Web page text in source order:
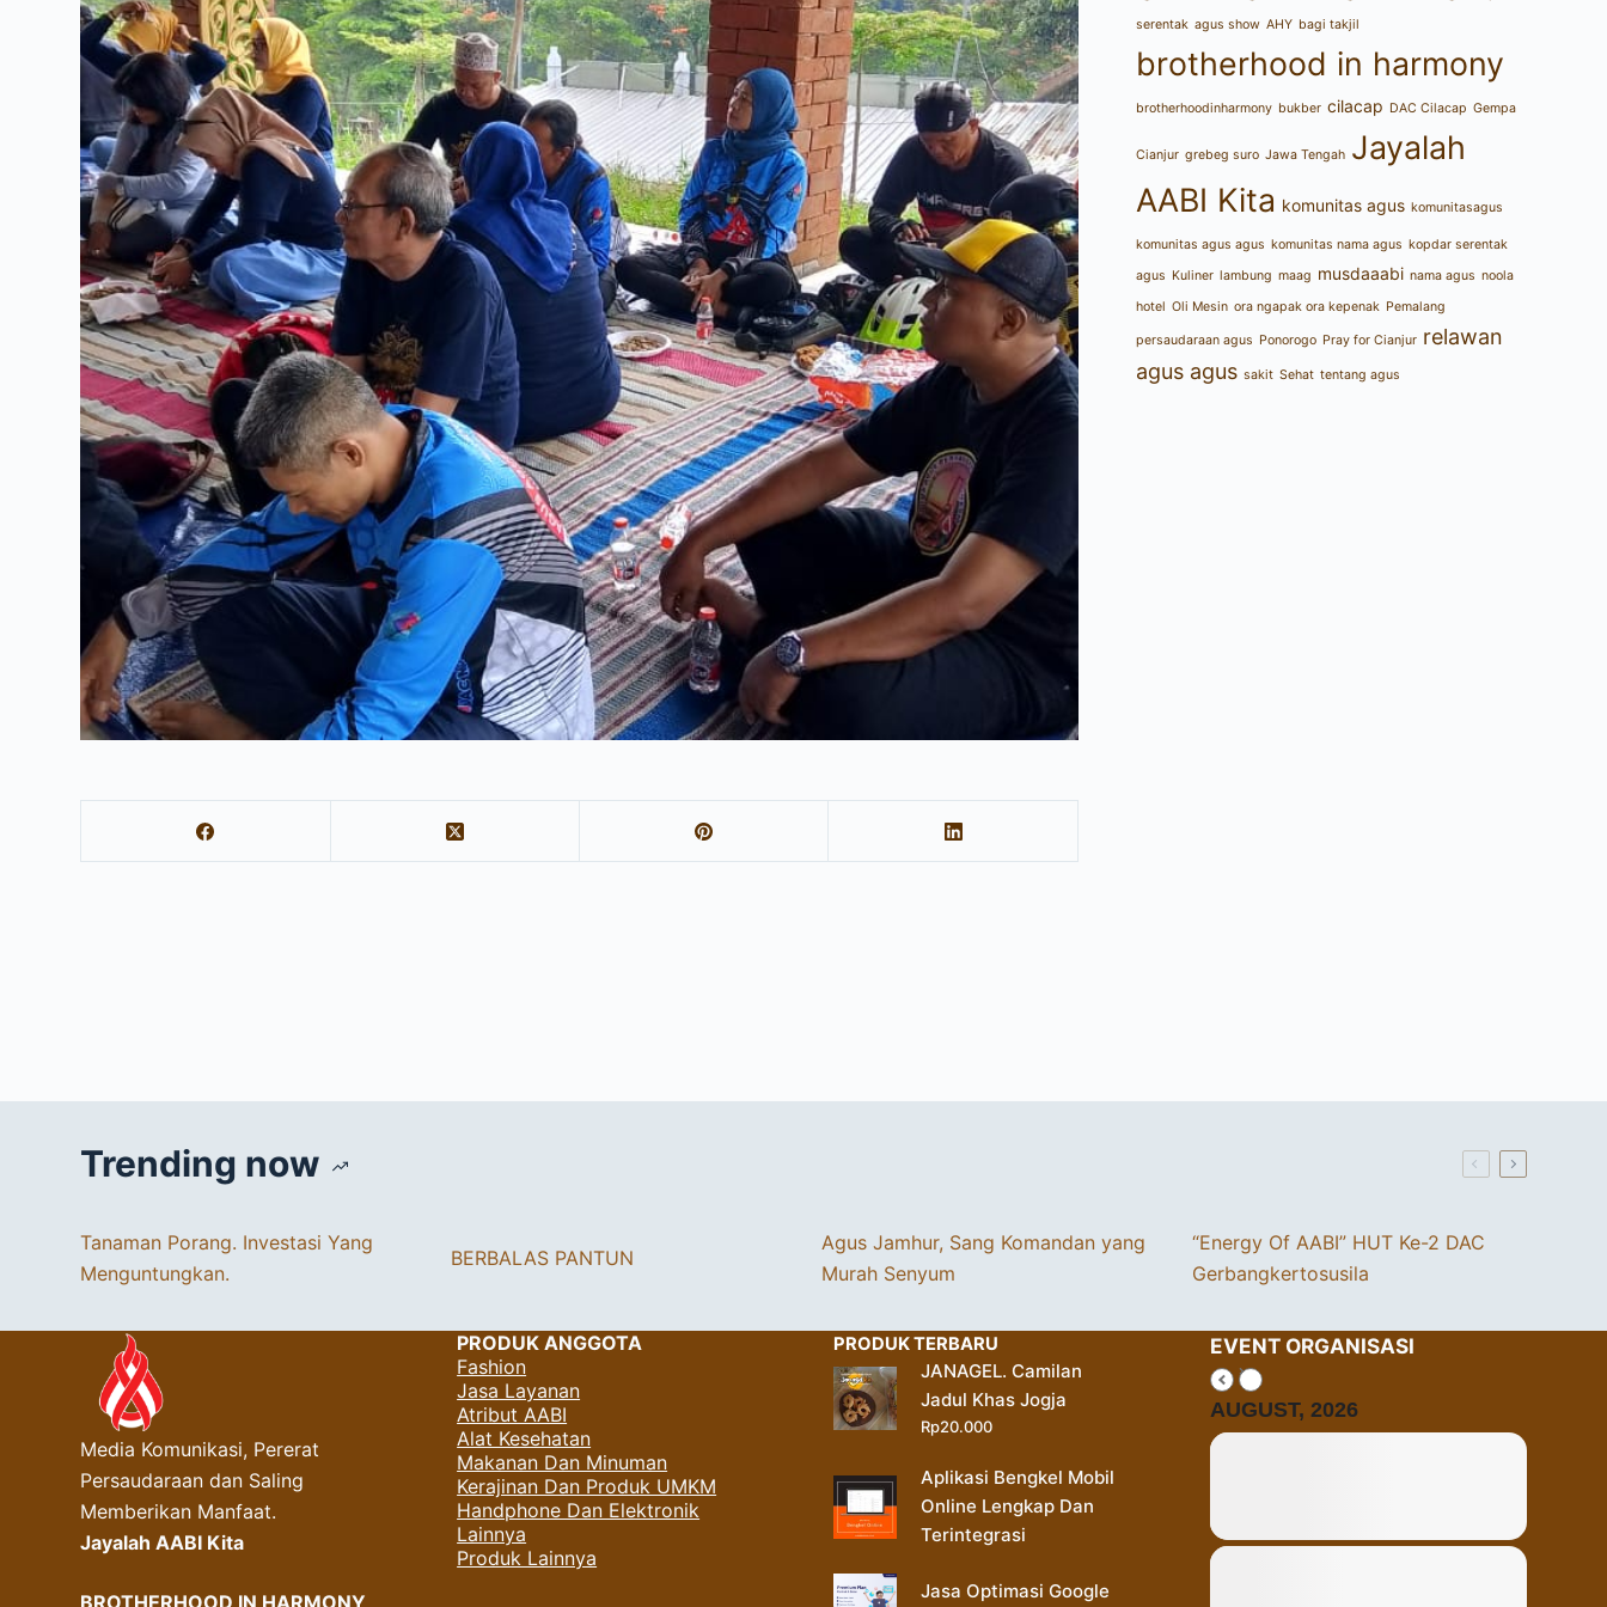
serentak agus show AHY bagi takjil
brotherhood in harmony
brotherhoodinharmony bukber cilacap DAC Cilacap Gempa
Cianjur grebeg suro Jawa Tengah Jayalah
AABI Kita komunitas agus komunitasagus
komunitas agus agus komunitas nama agus kopdar serentak
agus Kuliner lambung maag musdaaabi nama agus noola
hotel Oli Mesin ora ngapak ora kepenak Pemalang
persaudaraan agus Ponorogo Pray for Cianjur relawan
agus agus sakit Sehat tentang agus
Trending now
Tanaman Porang. Investasi Yang
Menguntungkan.
BERBALAS PANTUN
Agus Jamhur, Sang Komandan yang
Murah Senyum
“Energy Of AABI” HUT Ke-2 DAC
Gerbangkertosusila
Media Komunikasi, Pererat
Persaudaraan dan Saling
Memberikan Manfaat.
Jayalah AABI Kita
PRODUK ANGGOTA
Fashion
Jasa Layanan
Atribut AABI
Alat Kesehatan
Makanan Dan Minuman
Kerajinan Dan Produk UMKM
Handphone Dan Elektronik
Lainnya
Produk Lainnya
PRODUK TERBARU
JANAGEL. Camilan
Jadul Khas Jogja
Rp20.000
Aplikasi Bengkel Mobil
Online Lengkap Dan
Terintegrasi
Jasa Optimasi Google
EVENT ORGANISASI
AUGUST, 2026